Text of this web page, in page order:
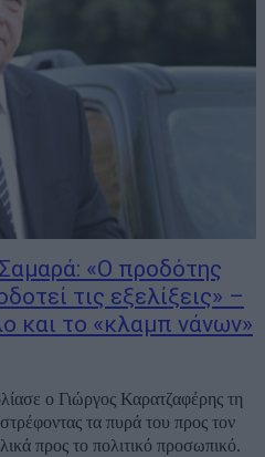
«Ο προδότης
τις εξελίξεις» –
και το «κλαμπ νάνων»
ο Γιώργος Καρατζαφέρης τη
τα πυρά του προς τον
προς το πολιτικό προσωπικό.